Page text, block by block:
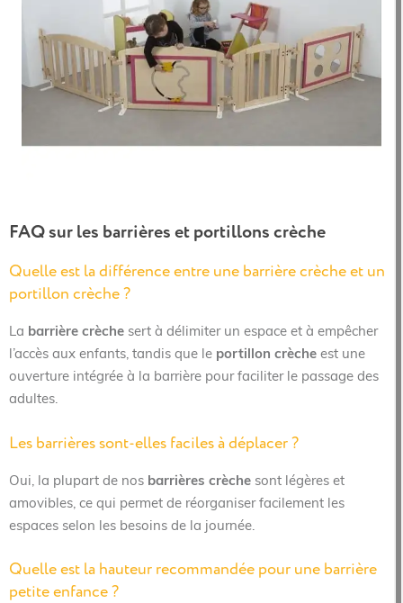
FAQ sur les barrières et portillons crèche
Quelle est la différence entre une barrière crèche et un
portillon crèche ?
La barrière crèche sert à délimiter un espace et à empêcher
l’accès aux enfants, tandis que le portillon crèche est une
ouverture intégrée à la barrière pour faciliter le passage des
adultes.
Les barrières sont-elles faciles à déplacer ?
Oui, la plupart de nos barrières crèche sont légères et
amovibles, ce qui permet de réorganiser facilement les
espaces selon les besoins de la journée.
Quelle est la hauteur recommandée pour une barrière
petite enfance ?